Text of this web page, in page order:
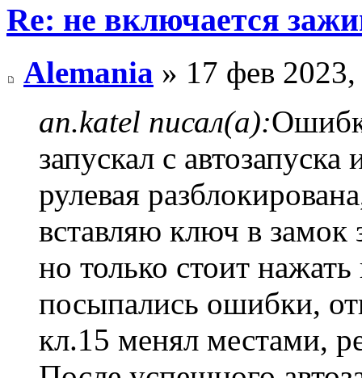
Re: не включается
Alemania » 17 фев
an.katel писал(а):
запускал с
рулевая
вставляю ключ в
но только стоит
посыпались ошибки,
кл.15 менял местами,